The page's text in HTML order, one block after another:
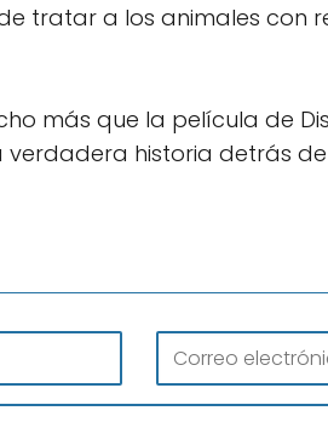
tratar a los animales con
más que la película de
verdadera historia detrás